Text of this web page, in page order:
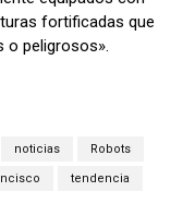
fortificadas que
o peligrosos».
noticias Robots
tendencia